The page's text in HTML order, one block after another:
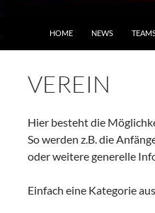
HOME
NEWS
VEREIN
Hier besteht die
So werden z.B. die
oder weitere generelle
Einfach eine Kategorie